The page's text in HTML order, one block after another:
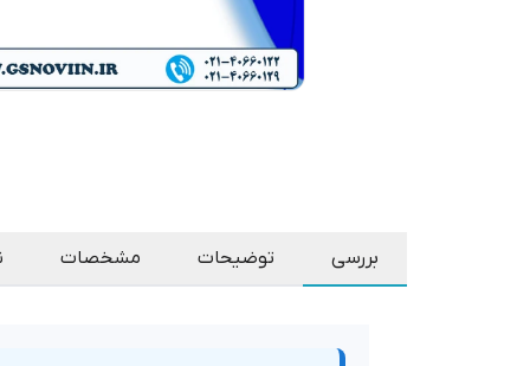
بررسی توضیحات مشخصات